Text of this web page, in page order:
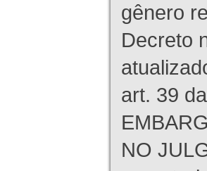
gênero
Decreto
art. 39
NO